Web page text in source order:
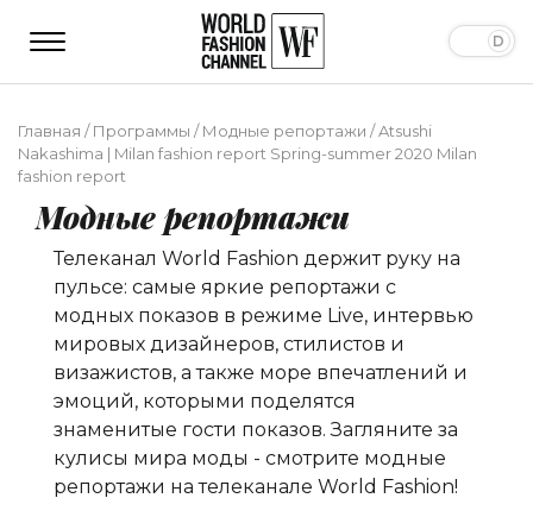
Главная /Программы /Модные репортажи /Atsushi
Nakashima | Milan fashion report Spring-summer 2020 Milan
fashion report
Модные репортажи
Телеканал World Fashion держит руку на
пульсе: самые яркие репортажи с
модных показов в режиме Live, интервью
мировых дизайнеров, стилистов и
визажистов, а также море впечатлений и
эмоций, которыми поделятся
знаменитые гости показов. Загляните за
кулисы мира моды - смотрите модные
репортажи на телеканале World Fashion!